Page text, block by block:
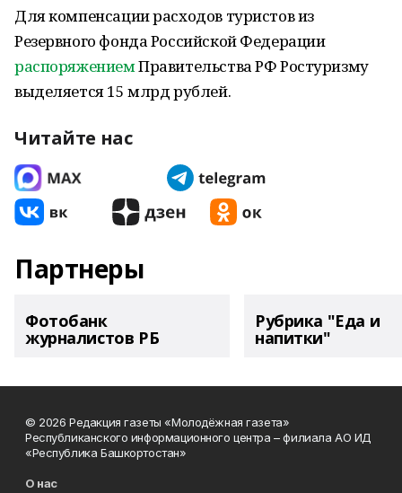
Для компенсации расходов туристов из
Резервного фонда Российской Федерации
распоряжениемПравительства РФ Ростуризму
выделяется 15 млрд рублей.
Читайте нас
Партнеры
Фотобанк
журналистов РБ
Рубрика "Еда и
напитки"
© 2026 Редакция газеты «Молодёжная газета»
Республиканского информационного центра – филиала АО ИД
«Республика Башкортостан»
О нас